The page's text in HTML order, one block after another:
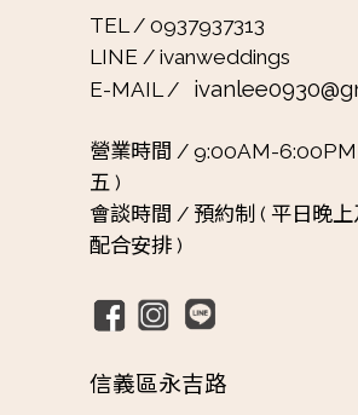
TEL / 0937937313
LINE / ivanweddings
E-MAIL /
營業時間 / 9:00AM-6:00PM
五 )
會談時間 / 預約制 ( 平日晚
配合安排 )
信義區永吉路